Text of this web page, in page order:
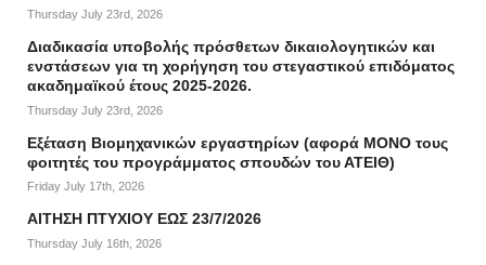
Thursday July 23rd, 2026
Διαδικασία υποβολής πρόσθετων δικαιολογητικών και
ενστάσεων για τη χορήγηση του στεγαστικού επιδόματος
ακαδημαϊκού έτους 2025-2026.
Thursday July 23rd, 2026
Εξέταση Βιομηχανικών εργαστηρίων (αφορά ΜΟΝΟ τους
φοιτητές του προγράμματος σπουδών του ΑΤΕΙΘ)
Friday July 17th, 2026
ΑΙΤΗΣΗ ΠΤΥΧΙΟΥ ΕΩΣ 23/7/2026
Thursday July 16th, 2026